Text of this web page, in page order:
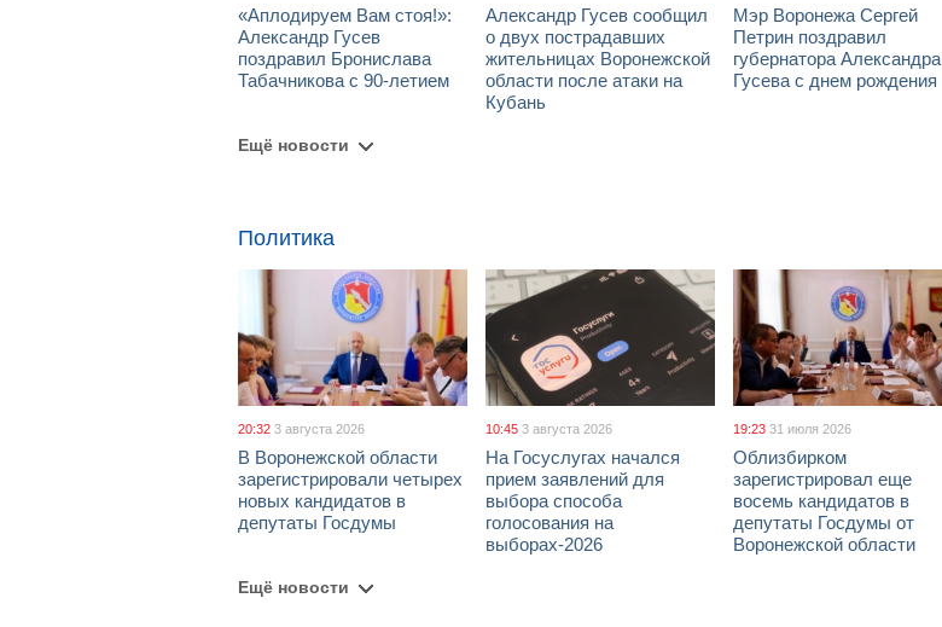
«Аплодируем Вам стоя!»:
Александр Гусев
поздравил Бронислава
Табачникова с 90-летием
Александр Гусев сообщил
о двух пострадавших
жительницах Воронежской
области после атаки на
Кубань
Мэр Воронежа Сергей
Петрин поздравил
губернатора Александра
Гусева с днем рождения
Ещё новости
Политика
20:32 3 августа 2026
В Воронежской области
зарегистрировали четырех
новых кандидатов в
депутаты Госдумы
10:45 3 августа 2026
На Госуслугах начался
прием заявлений для
выбора способа
голосования на
выборах-2026
19:23 31 июля 2026
Облизбирком
зарегистрировал еще
восемь кандидатов в
депутаты Госдумы от
Воронежской области
Ещё новости